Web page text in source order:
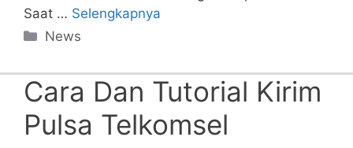
Saat … Selengkapnya
Categories
News
Cara Dan Tutorial Kirim
Pulsa Telkomsel